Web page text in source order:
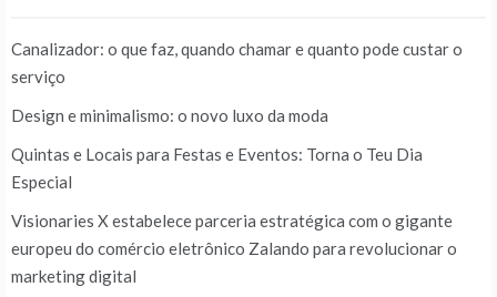
Canalizador: o que faz, quando chamar e quanto pode custar o
serviço
Design e minimalismo: o novo luxo da moda
Quintas e Locais para Festas e Eventos: Torna o Teu Dia
Especial
Visionaries X estabelece parceria estratégica com o gigante
europeu do comércio eletrônico Zalando para revolucionar o
marketing digital